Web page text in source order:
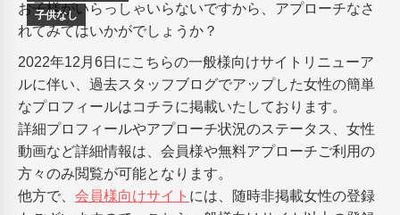
子供なし
お子様がいらっしゃいらないですから、アプローチなさ
れてみてはいかがでしょうか？
2022年12月6日にこちらの一般様向けサイトリニューア
ルに伴い、過去スタッフブログでアップした女性の簡単
なプロフィールはコチラに掲載いたしております。
詳細プロフィールやアプローチ状況のステータス、女性
動画など詳細情報は、会員様や無料アプローチご利用の
方々のみ閲覧が可能となります。
他方で、 会員様向けサイト には、随時非掲載女性の登録